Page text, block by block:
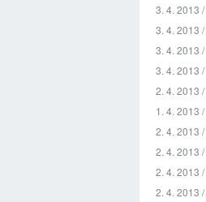
3. 4. 2013 /
3. 4. 2013 /
3. 4. 2013 /
3. 4. 2013 /
2. 4. 2013 /
1. 4. 2013 /
2. 4. 2013 /
2. 4. 2013 /
2. 4. 2013 /
2. 4. 2013 /